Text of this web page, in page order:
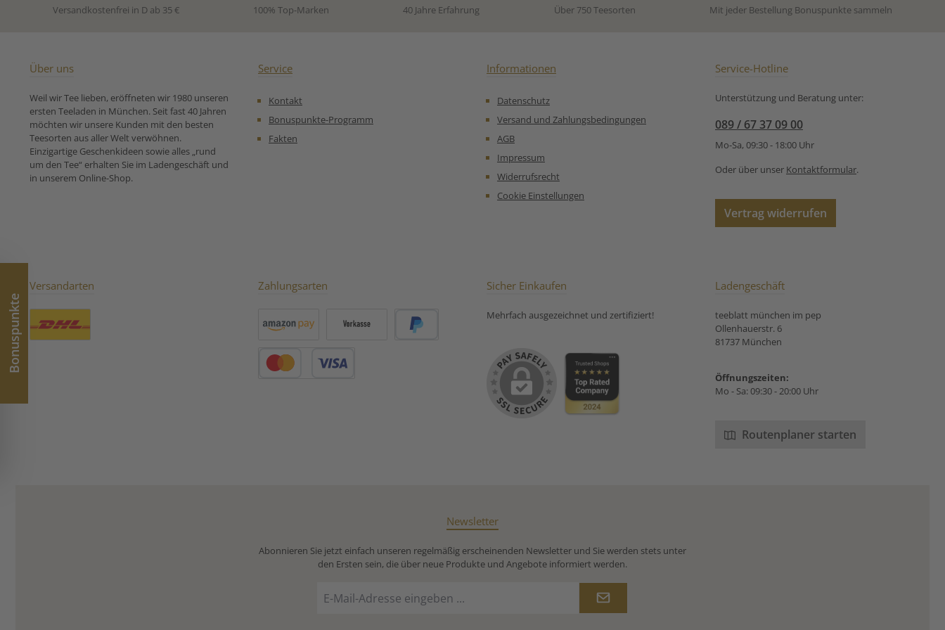
Frucht-Aroma,
Orangenschalen*(4%),
Anbau.
Zubereitungsempfehlung
für Früchtetee Wildkirsch:
Belag?Der weiße
Rosinen ist kein Schimmel,
sondern ganz natürlicher,
auskristallisierter
Fruchtzucker. In den
Rosinen ist viel natürlicher
während der Lagerung an
ist völlig unbedenklich, löst
sich beim Aufgießen sofort
wieder und zeigt, dass die
Versandkostenfrei in D ab 35 € 100% Top-Marken 40 Jahre Erfahrung Über 750 Teesorten Mit jeder Bestellung Bonuspunkte sammeln
Über uns
Weil wir Tee lieben, eröffneten wir 1980 unseren
ersten Teeladen in München. Seit fast 40 Jahren
möchten wir unsere Kunden mit den besten
Teesorten aus aller Welt verwöhnen.
Einzigartige Geschenkideen sowie alles „rund
um den Tee“ erhalten Sie im Ladengeschäft und
in unserem Online-Shop.
Service
Kontakt
Bonuspunkte-Programm
Fakten
Informationen
Datenschutz
Versand und Zahlungsbedingungen
AGB
Impressum
Widerrufsrecht
Cookie Einstellungen
Service-Hotline
Unterstützung und Beratung unter:
089 / 67 37 09 00
Mo-Sa, 09:30 - 18:00 Uhr
Oder über unser Kontaktformular.
Vertrag widerrufen
Versandarten Zahlungsarten Sicher Einkaufen
Mehrfach ausgezeichnet und zertifiziert!
Ladengeschäft
teeblatt münchen im pep
Ollenhauerstr. 6
81737 München
Öffnungszeiten:
Mo - Sa: 09:30 - 20:00 Uhr
Routenplaner starten
Newsletter
Abonnieren Sie jetzt einfach unseren regelmäßig erscheinenden Newsletter und Sie werden stets unter
den Ersten sein, die über neue Produkte und Angebote informiert werden.
Mail-
Bonuspunkte